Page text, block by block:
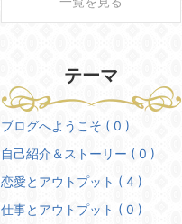
テーマ
ブログへようこそ ( 0 )
自己紹介＆ストーリー ( 0 )
恋愛とアウトプット ( 4 )
仕事とアウトプット ( 0 )